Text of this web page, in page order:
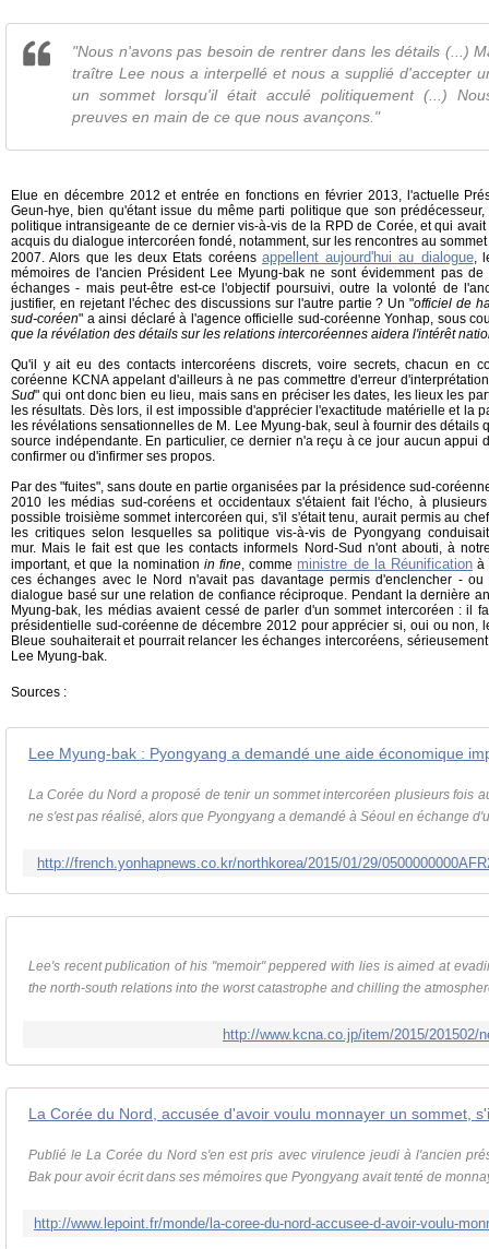
"Nous n'avons pas besoin de rentrer dans les détails (...)
traître Lee nous a interpellé et nous a supplié d'accepter
un sommet lorsqu'il était acculé politiquement (...)
preuves en main de ce que nous avançons."
Elue en décembre 2012 et entrée en fonctions en février 2013, l'actuelle
Geun-hye, bien qu'étant issue du même parti politique que son
politique intransigeante de ce dernier vis-à-vis de la RPD de Corée, et qui
acquis du dialogue intercoréen fondé, notamment, sur les rencontres au
2007. Alors que les deux Etats coréens appellent aujourd'hui au dialogue,
mémoires de l'ancien Président Lee Myung-bak ne sont évidemment pas
échanges - mais peut-être est-ce l'objectif poursuivi, outre la volonté de
justifier, en rejetant l'échec des discussions sur l'autre partie ? Un "officiel de
sud-coréen" a ainsi déclaré à l'agence officielle sud-coréenne Yonhap, sous
que la révélation des détails sur les relations intercoréennes aidera l'intérêt
Qu'il y ait eu des contacts intercoréens discrets, voire secrets, chacun en
coréenne KCNA appelant d'ailleurs à ne pas commettre d'erreur
Sud" qui ont donc bien eu lieu, mais sans en préciser les dates, les lieux les
les résultats. Dès lors, il est impossible d'apprécier l'exactitude matérielle et la
les révélations sensationnelles de M. Lee Myung-bak, seul à fournir des détails
source indépendante. En particulier, ce dernier n'a reçu à ce jour aucun appui
confirmer ou d'infirmer ses propos.
Par des "fuites", sans doute en partie organisées par la présidence sud-
2010 les médias sud-coréens et occidentaux s'étaient fait l'écho, à
possible troisième sommet intercoréen qui, s'il s'était tenu, aurait permis au
les critiques selon lesquelles sa politique vis-à-vis de Pyongyang
mur. Mais le fait est que les contacts informels Nord-Sud n'ont abouti, à
important, et que la nomination in fine, comme ministre de la Réunificationà
ces échanges avec le Nord n'avait pas davantage permis d'enclencher -
dialogue basé sur une relation de confiance réciproque. Pendant la dernière
Myung-bak, les médias avaient cessé de parler d'un sommet intercoréen : il
présidentielle sud-coréenne de décembre 2012 pour apprécier si, oui ou non,
Bleue souhaiterait et pourrait relancer les échanges intercoréens,
Lee Myung-bak.
Sources :
La Corée du Nord a proposé de tenir un sommet intercoréen plusieurs fois
ne s'est pas réalisé, alors que Pyongyang a demandé à Séoul en échange
http://french.yonhapnews.co.kr/northkorea/2015/01/29/
Lee's recent publication of his "memoir" peppered with lies is aimed at
the north-south relations into the worst catastrophe and chilling the
http://www.kcna.co.jp/item/2015/201502/
La Corée du Nord, accusée d'avoir voulu monnayer un sommet,
Publié le La Corée du Nord s'en est pris avec virulence jeudi à l'ancien
Bak pour avoir écrit dans ses mémoires que Pyongyang avait tenté de